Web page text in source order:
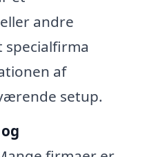
andre
specialfirma
af
setup.